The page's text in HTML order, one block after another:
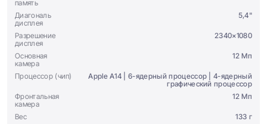
память
Диагональ
дисплея
5,4"
Разрешение
дисплея
2340×1080
Основная
камера
12 Мп
Процессор (чип)
Apple A14 | 6-ядерный процессор | 4-ядерный
графический процессор
Фронтальная
камера
12 Мп
Вес
133 г